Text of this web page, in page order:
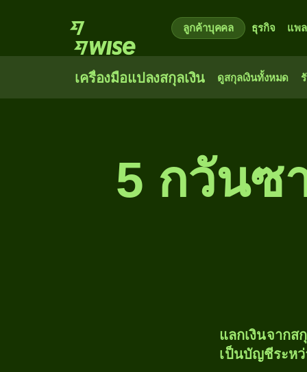
ลูกค้าบุคคล ธุรกิจ แพ
เครื่องมือแปลงสกุลเงิน ดูสกุลเงินทั้งหมด
5 กวันซ
แลกเงินจากส
เป็นบัญชีระหว่